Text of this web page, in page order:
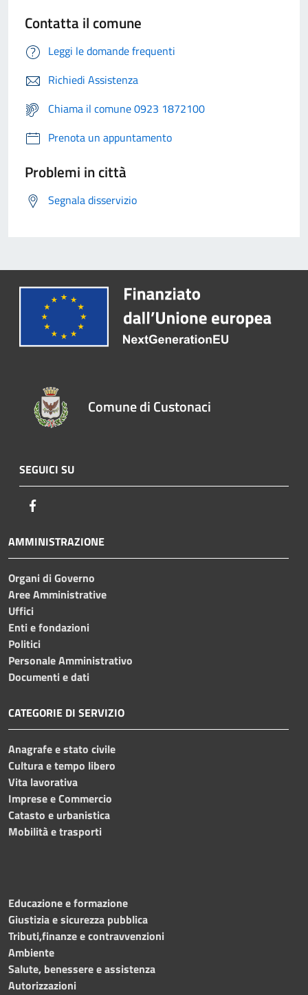
Contatta il comune
Leggi le domande frequenti
Richiedi Assistenza
Chiama il comune 0923 1872100
Prenota un appuntamento
Problemi in città
Segnala disservizio
Comune di Custonaci
SEGUICI SU
AMMINISTRAZIONE
Organi di Governo
Aree Amministrative
Uffici
Enti e fondazioni
Politici
Personale Amministrativo
Documenti e dati
CATEGORIE DI SERVIZIO
Anagrafe e stato civile
Cultura e tempo libero
Vita lavorativa
Imprese e Commercio
Catasto e urbanistica
Mobilità e trasporti
Educazione e formazione
Giustizia e sicurezza pubblica
Tributi,finanze e contravvenzioni
Ambiente
Salute, benessere e assistenza
Autorizzazioni